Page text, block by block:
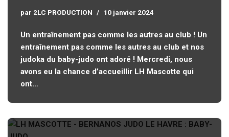
par 2LC PRODUCTION 10 janvier 2024
Un entraînement pas comme les autres au club ! Un
entraînement pas comme les autres au club et nos
judoka du baby-judo ont adoré ! Mercredi, nous
avons eu la chance d’accueillir LH Mascotte qui
ont…